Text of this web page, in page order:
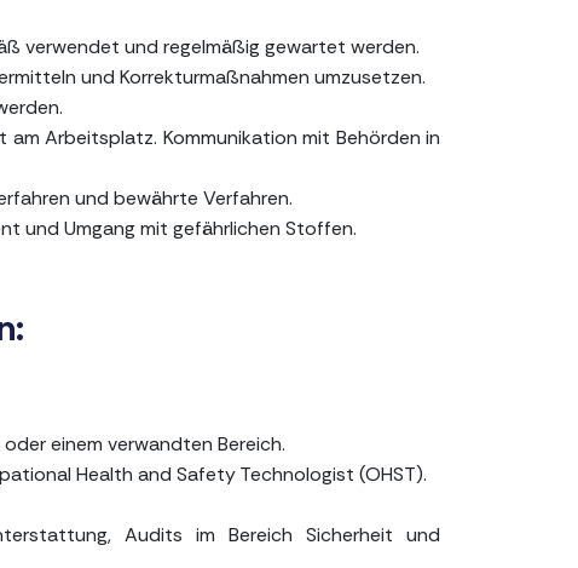
verwendet und regelmäßig gewartet werden.
und Korrekturmaßnahmen umzusetzen.
Arbeitsplatz. Kommunikation mit Behörden in
und bewährte Verfahren.
und Umgang mit gefährlichen Stoffen.
einem verwandten Bereich.
Health and Safety Technologist (OHST).
Audits im Bereich Sicherheit und